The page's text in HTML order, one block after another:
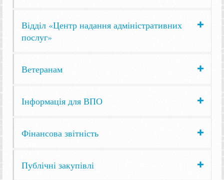
Відділ «Центр надання адміністративних
послуг»
Ветеранам
Інформація для ВПО
Фінансова звітність
Публічні закупівлі